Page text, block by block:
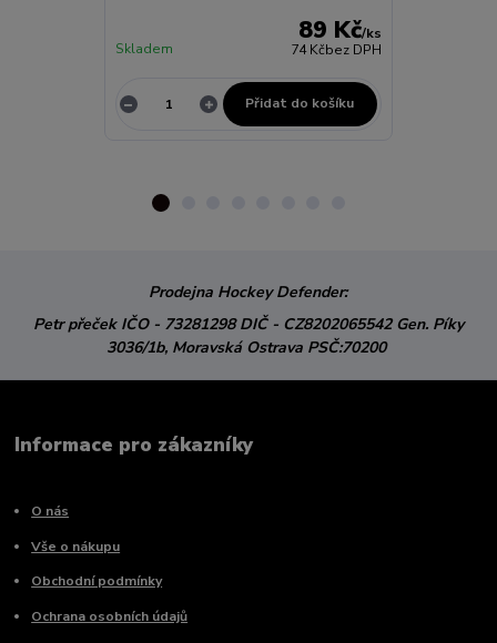
89 Kč/ks
74 Kčbez DPH
Skladem
Přidat do košíku
Prodejna Hockey Defender:
Petr přeček IČO - 73281298DIČ - CZ8202065542 Gen. Píky
3036/1b, Moravská Ostrava PSČ:70200
Informace pro zákazníky
O nás
Vše o nákupu
Obchodní podmínky
Ochrana osobních údajů